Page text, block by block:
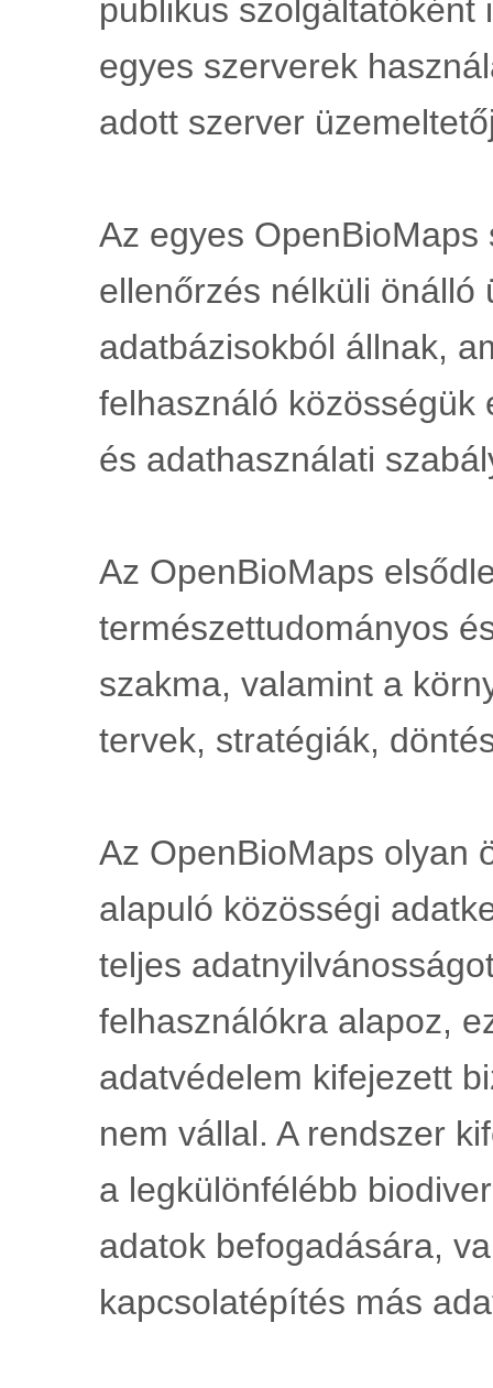
publikus szolgáltatóként
egyes szerverek
adott szerver
Az egyes
ellenőrzés nélküli önálló
adatbázisokból állnak,
felhasználó közösségük
és adathasználati
Az OpenBioMaps
természettudományos
szakma, valamint a
tervek, stratégiák,
Az OpenBioMaps olyan
alapuló közösségi
teljes
felhasználókra alapoz,
adatvédelem kifejezett
nem vállal. A rendszer
a legkülönfélébb
adatok befogadására,
kapcsolatépítés más